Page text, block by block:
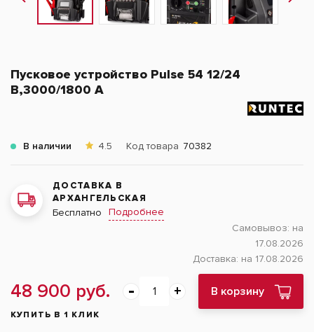
Пусковое устройство Pulse 54 12/24
В,3000/1800 A
В наличии 4.5 Код товара 70382
ДОСТАВКА В
АРХАНГЕЛЬСКАЯ
Бесплатно
Подробнее
Самовывоз: на
17.08.2026
Доставка: на 17.08.2026
48 900 руб. В корзину
КУПИТЬ В 1 КЛИК